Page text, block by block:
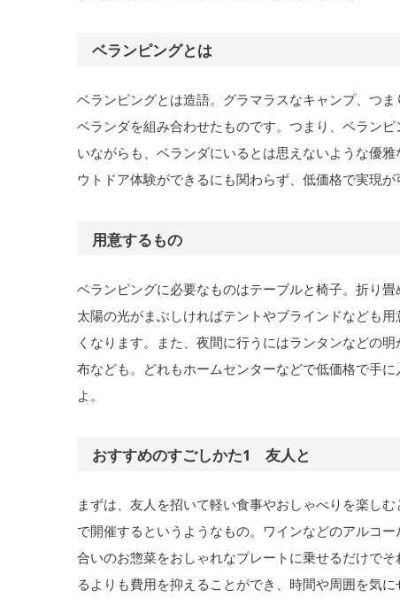
ベランピングとは
ベランピングとは造語。グラマラスなキャンプ、つ
ベランダを組み合わせたものです。つまり、ベラン
いながらも、ベランダにいるとは思えないような優
ウトドア体験ができるにも関わらず、低価格で実現が
用意するもの
ベランピングに必要なものはテーブルと椅子。折り
太陽の光がまぶしければテントやブラインドなども
くなります。また、夜間に行うにはランタンなどの
布なども。どれもホームセンターなどで低価格で手
よ。
おすすめのすごしかた1 友人と
まずは、友人を招いて軽い食事やおしゃべりを楽し
で開催するというようなもの。ワインなどのアルコ
合いのお惣菜をおしゃれなプレートに乗せるだけで
るよりも費用を抑えることができ、時間や周囲を気に